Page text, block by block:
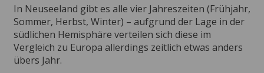
In Neuseeland gibt es alle vier Jahreszeiten (Frühjahr,
Sommer, Herbst, Winter) – aufgrund der Lage in der
südlichen Hemisphäre verteilen sich diese im
Vergleich zu Europa allerdings zeitlich etwas anders
übers Jahr.